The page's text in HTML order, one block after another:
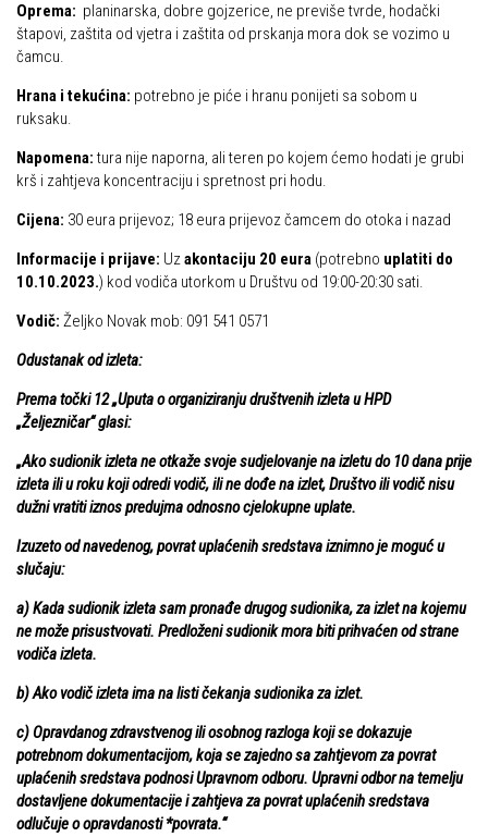
Željko Brdal
Markacijska komisija
Dosadašnje aktivnosti
Plan aktivnosti za 2025. godinu
Oprema: planinarska, dobre gojzerice, ne previše tvrde, hodački
štapovi, zaštita od vjetra i zaštita od prskanja mora dok se vozimo u
čamcu.
Hrana i tekućina: potrebno je piće i hranu ponijeti sa sobom u
ruksaku.
Napomena:tura nije naporna, ali teren po kojem ćemo hodati je grubi
krš i zahtjeva koncentraciju i spretnost pri hodu.
Cijena: 30 eura prijevoz; 18 eura prijevoz čamcem do otoka i nazad
Informacije i prijave: Uzakontaciju 20 eura (potrebno uplatiti do
10.10.2023.) kod vodiča utorkom u Društvu od 19:00-20:30 sati.
Vodič: Željko Novak mob: 091 541 0571
Odustanak od izleta:
Prema točki 12 „Uputa o organiziranju društvenih izleta u HPD
„Željezničar“ glasi:
„Ako sudionik izleta ne otkaže svoje sudjelovanje na izletu do 10 dana prije
izleta ili u roku koji odredi vodič, ili ne dođe na izlet, Društvo ili vodič nisu
dužni vratiti iznos predujma odnosno cjelokupne uplate.
Izuzeto od navedenog, povrat uplaćenih sredstava iznimno je moguć u
slučaju:
a)Kada sudionik izleta sam pronađe drugog sudionika, za izlet na kojemu
ne može prisustvovati. Predloženi sudionik mora biti prihvaćen od strane
vodiča izleta.
b)Ako vodič izleta ima na listi čekanja sudionika za izlet.
c)Opravdanog zdravstvenog ili osobnog razloga koji se dokazuje
potrebnom dokumentacijom, koja se zajedno sa zahtjevom za povrat
uplaćenih sredstava podnosi Upravnom odboru. Upravni odbor na temelju
dostavljene dokumentacije i zahtjeva za povrat uplaćenih sredstava
odlučuje o opravdanosti *povrata.“